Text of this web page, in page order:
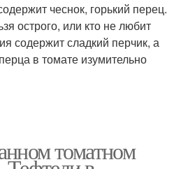
чеснок, горький перец.
острого, или кто не любит
содержит сладкий перчик, а
в томате изумительно
томатном